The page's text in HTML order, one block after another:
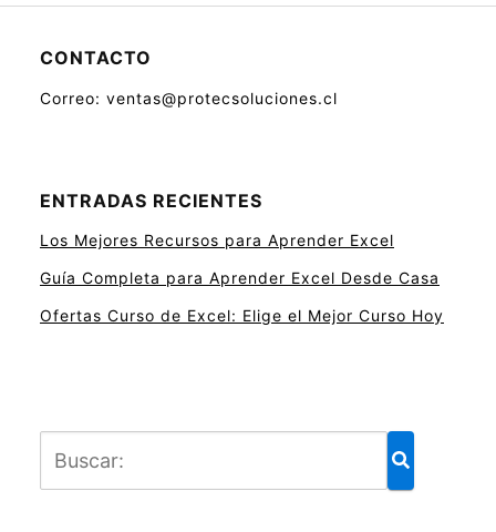
CONTACTO
Correo: ventas@protecsoluciones.cl
ENTRADAS RECIENTES
Los Mejores Recursos para Aprender Excel
Guía Completa para Aprender Excel Desde Casa
Ofertas Curso de Excel: Elige el Mejor Curso Hoy